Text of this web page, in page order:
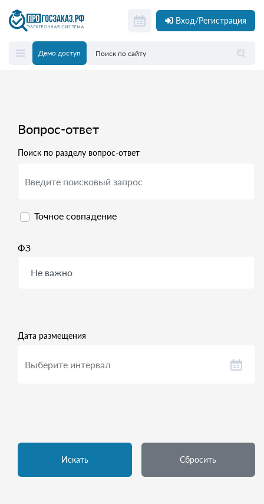
Вход/Регистрация
Демо доступ
Вопрос-ответ
Поиск по разделу вопрос-ответ
Точное совпадение
ФЗ
Дата размещения
Искать Сбросить